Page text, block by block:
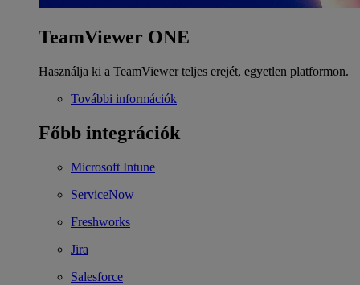
TeamViewer ONE
Használja ki a TeamViewer teljes erejét, egyetlen platformon.
További információk
Főbb integrációk
Microsoft Intune
ServiceNow
Freshworks
Jira
Salesforce